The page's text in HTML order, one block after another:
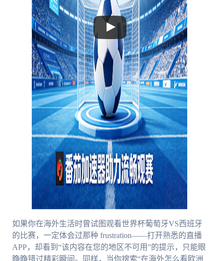
如果你在海外生活时曾试图观看世界杯葡萄牙VS西班牙
的比赛，一定体会过那种 frustration——打开熟悉的直播
APP，却看到“该内容在您的地区不可用”的提示，只能眼
睁睁错过精彩瞬间。同样，当你搜索“在海外怎么看欧洲